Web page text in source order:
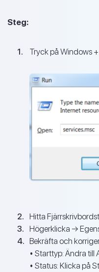
Steg:
Tryck på Windows
Hitta
Högerklicka →
Bekräfta och
• Starttyp: Ändra till
• Status: Klicka på